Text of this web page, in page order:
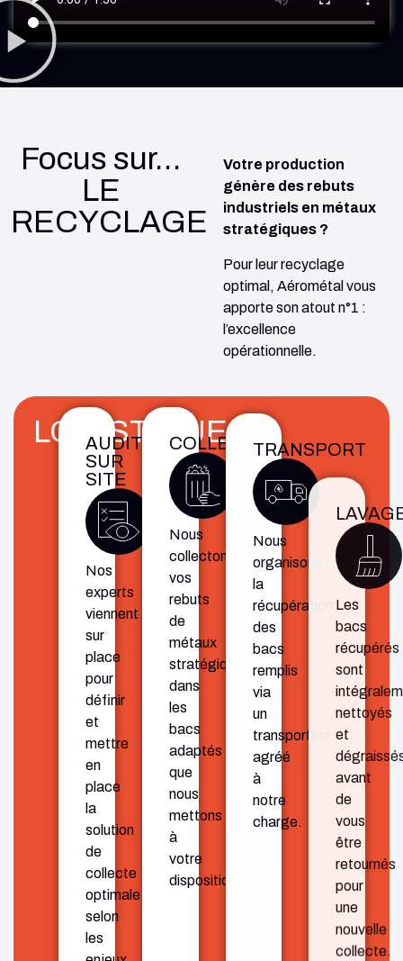
Focus sur…
LE
RECYCLAGE
Votre production
génère des rebuts
industriels en métaux
stratégiques ?
Pour leur recyclage
optimal, Aérométal vous
apporte son atout n°1 :
l’excellence
opérationnelle.
LOGISTIQUE
AUDIT
SUR
SITE
Nos
experts
viennent
sur
place
pour
définir
et
mettre
en
place
la
solution
de
collecte
optimale
selon
les
COLLECTE
Nous
collectons
vos
rebuts
de
métaux
stratégiques
dans
les
bacs
adaptés
que
nous
mettons
à
votre
disposition.
TRANSPORT
Nous
organisons
la
récupération
des
bacs
remplis
via
un
transporteur
agréé
à
notre
charge.
Les
bacs
récupérés
sont
nettoyés
et
avant
de
vous
être
retournés
pour
une
nouvelle
collecte.